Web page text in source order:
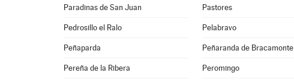
Paradinas de San Juan Pastores
Pedrosillo el Ralo Pelabravo
Peñaparda Peñaranda de Bracamonte
Pereña de la Ribera Peromingo